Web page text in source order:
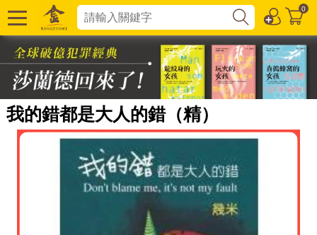
0
我的錯都是大人的錯（精）